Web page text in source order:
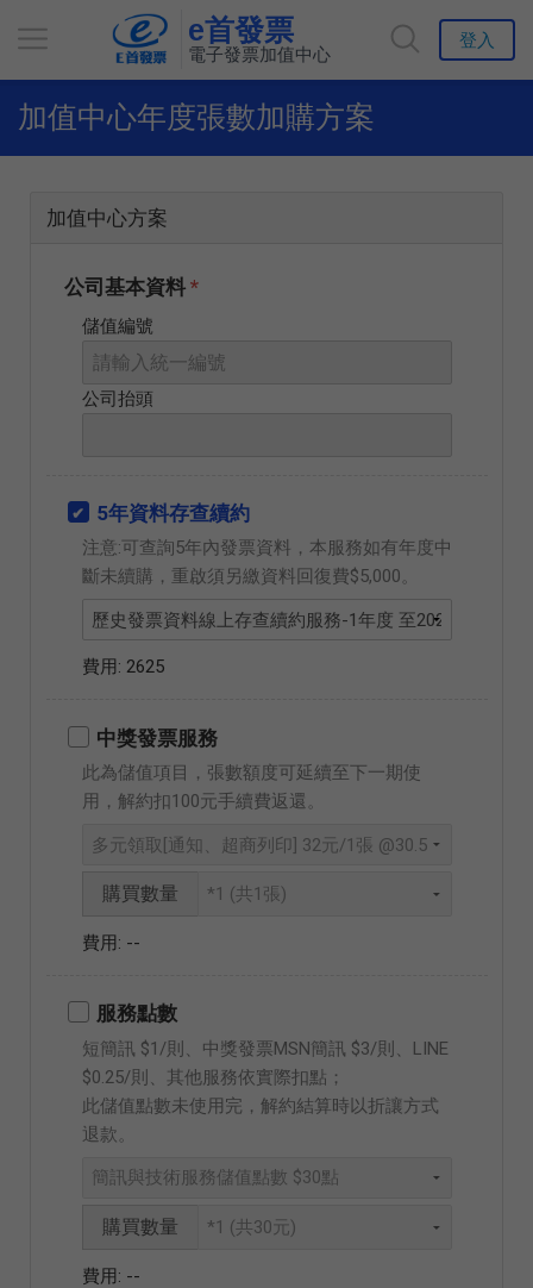
e首發票
電子發票加值中心
登入
加值中心年度張數加購方案
加值中心方案
公司基本資料 *
儲值編號
公司抬頭
5年資料存查續約
注意:可查詢5年內發票資料，本服務如有年度中
斷未續購，重啟須另繳資料回復費$5,000。
2625
中獎發票服務
此為儲值項目，張數額度可延續至下一期使
用，解約扣100元手續費返還。
購買數量
--
服務點數
短簡訊 $1/則、中獎發票MSN簡訊 $3/則、LINE
$0.25/則、其他服務依實際扣點；
此儲值點數未使用完，解約結算時以折讓方式
退款。
購買數量
--